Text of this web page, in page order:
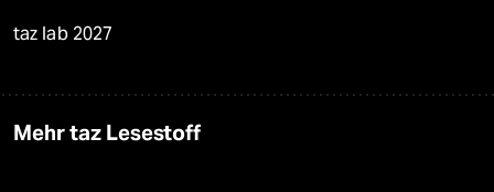
taz lab 2027
Mehr taz Lesestoff